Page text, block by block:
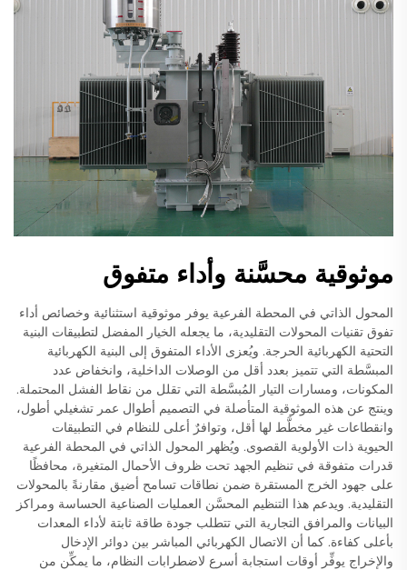
موثوقية محسَّنة وأداء متفوق
المحول الذاتي في المحطة الفرعية يوفر موثوقية استثنائية وخصائص أداء
تفوق تقنيات المحولات التقليدية، ما يجعله الخيار المفضل لتطبيقات البنية
التحتية الكهربائية الحرجة. ويُعزى الأداء المتفوق إلى البنية الكهربائية
المبسَّطة التي تتميز بعدد أقل من الوصلات الداخلية، وانخفاض عدد
المكونات، ومسارات التيار المُبسَّطة التي تقلل من نقاط الفشل المحتملة.
وينتج عن هذه الموثوقية المتأصلة في التصميم أطوال عمر تشغيلي أطول،
وانقطاعات غير مخطَّط لها أقل، وتوافرٌ أعلى للنظام في التطبيقات
الحيوية ذات الأولوية القصوى. ويُظهر المحول الذاتي في المحطة الفرعية
قدرات متفوقة في تنظيم الجهد تحت ظروف الأحمال المتغيرة، محافظًا
على جهود الخرج المستقرة ضمن نطاقات تسامح أضيق مقارنةً بالمحولات
التقليدية. ويدعم هذا التنظيم المحسَّن العمليات الصناعية الحساسة ومراكز
البيانات والمرافق التجارية التي تتطلب جودة طاقة ثابتة لأداء المعدات
بأعلى كفاءة. كما أن الاتصال الكهربائي المباشر بين دوائر الإدخال
والإخراج يوفِّر أوقات استجابة أسرع لاضطرابات النظام، ما يمكِّن من